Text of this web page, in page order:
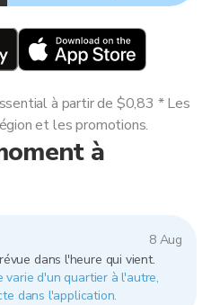
à
8 Aug
dans l'heure qui vient.
varie d'un quartier à l'autre,
dans l'application.
à partir de $0,83 * Les
et les promotions.